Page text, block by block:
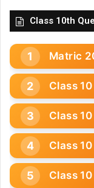
Class 10th
Matric
Class
Class
Class
Class